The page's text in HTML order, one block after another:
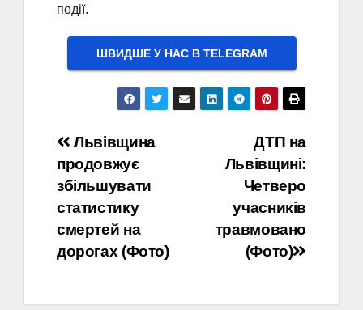
події.
ШВИДШЕ У НАС В ТELEGRAM
Навігація
записів
ДТП на
Львівщині:
Четверо
учасників
травмовано
(Фото)
Львівщина
продовжує
збільшувати
статистику
смертей на
дорогах (Фото)